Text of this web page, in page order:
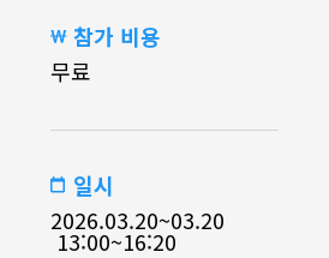
참가 비용
무료
일시
2026.03.20~03.20
13:00~16:20